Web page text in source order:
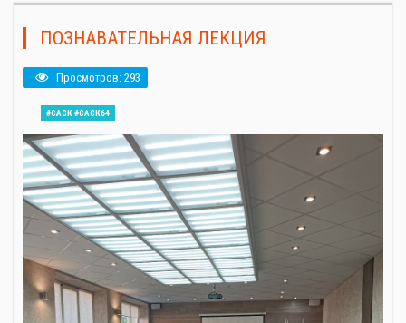
ПОЗНАВАТЕЛЬНАЯ ЛЕКЦИЯ
Просмотров: 293
#САСК #САСК64